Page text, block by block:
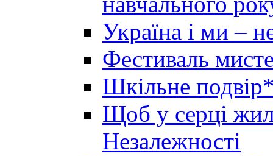
Україна і ми –
Фестиваль
Шкільне
Щоб у серці
Незалежності